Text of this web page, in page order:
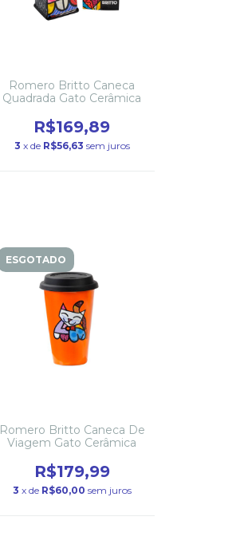
Romero Britto Caneca
Quadrada Gato Cerâmica
R$169,89
3 x de R$56,63 sem juros
ESGOTADO
Romero Britto Caneca De
Viagem Gato Cerâmica
R$179,99
3 x de R$60,00 sem juros